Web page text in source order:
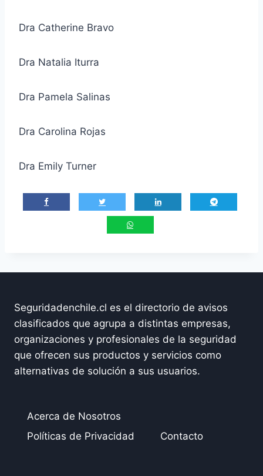
Dra Catherine Bravo
Dra Natalia Iturra
Dra Pamela Salinas
Dra Carolina Rojas
Dra Emily Turner
Seguridadenchile.cl es el directorio de avisos
clasificados que agrupa a distintas empresas,
organizaciones y profesionales de la seguridad
que ofrecen sus productos y servicios como
alternativas de solución a sus usuarios.
Acerca de Nosotros
Políticas de Privacidad
Contacto